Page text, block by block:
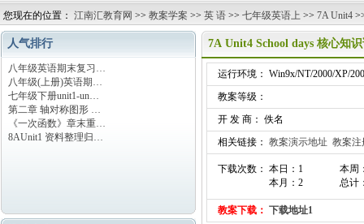
您现在的位置： 江南汇教育网 >> 教案学案 >> 英 语 >> 七年级英语上 >> 7A Unit4
人气排行
八年级英语期末复习…
八年级(上册)英语期…
七年级下册unit1-un…
第二章 轴对称图形 …
《一次函数》章末重…
8AUnit1 资料整理归…
7A Unit4 School days 核心知
运行环境： Win9x/NT/2000/XP/
教案等级：
开 发 商： 佚名
相关链接： 教案演示地址 教案注
下载次数： 本日：1
本月：2
本周
总计
教案下载： 下载地址1